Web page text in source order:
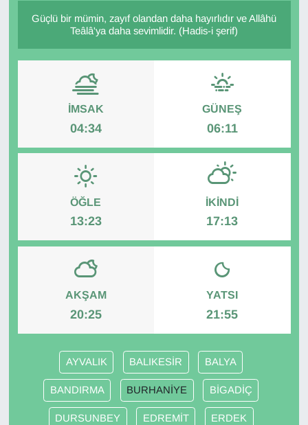
Güçlü bir mümin, zayıf olandan daha hayırlıdır ve Allâhü
Teâlâ'ya daha sevimlidir. (Hadis-i şerif)
İMSAK
04:34
GÜNEŞ
06:11
ÖĞLE
13:23
İKINDI
17:13
AKŞAM
20:25
YATSI
21:55
AYVALIK BALIKESİR BALYA
BANDIRMA BURHANİYE BİGADİÇ
DURSUNBEY EDREMİT ERDEK
Diğer
DÜNYA
EĞİTİM
EKONOMİ
Eleman
Emlak
GENEL
Haber
HABERDE İNSAN